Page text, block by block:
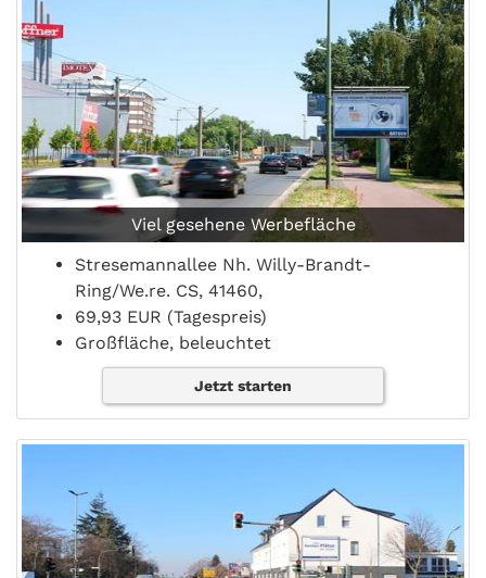
Viel gesehene Werbefläche
Stresemannallee Nh. Willy-Brandt-
Ring/We.re. CS, 41460,
69,93 EUR (Tagespreis)
Großfläche, beleuchtet
Jetzt starten